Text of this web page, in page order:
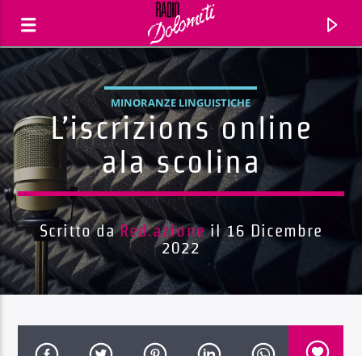
Titolo
Artista
MINORANZE LINGUISTICHE
L’iscrizions online
ala scolina
Scritto daRed.azioneil 16 Dicembre
2022